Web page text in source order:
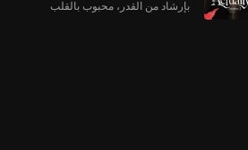
بإرشاد من القدر، محبوب بالقلب